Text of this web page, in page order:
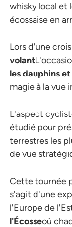
whisky local et
écossaise en
Lors d'une
volant
les dauphins
magie à la vue
L'aspect
étudié pour
terrestres les
de vue
Cette tournée
s'agit d'une
l'Europe de
l'Écosseoù